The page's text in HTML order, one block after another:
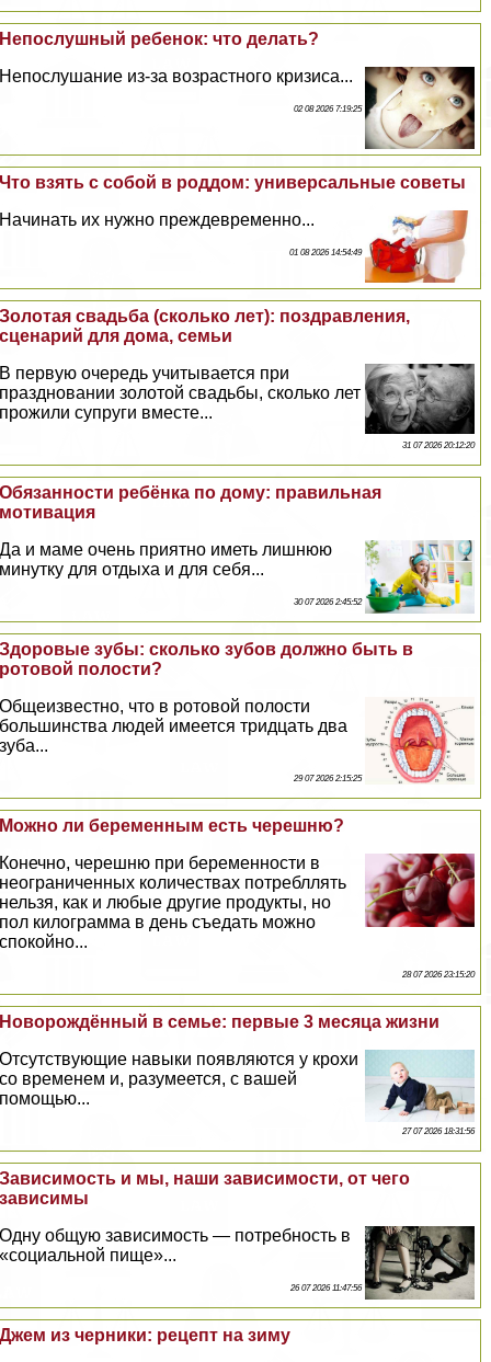
Непослушный ребенок: что делать?
Непослушание из-за возрастного кризиса...
02 08 2026 7:19:25
Что взять с собой в роддом: универсальные советы
Начинать их нужно преждевременно...
01 08 2026 14:54:49
Золотая свадьба (сколько лет): поздравления,
сценарий для дома, семьи
В первую очередь учитывается при
праздновании золотой свадьбы, сколько лет
прожили супруги вместе...
31 07 2026 20:12:20
Обязанности ребёнка по дому: правильная
мотивация
Да и маме очень приятно иметь лишнюю
минутку для отдыха и для себя...
30 07 2026 2:45:52
Здоровые зубы: сколько зубов должно быть в
ротовой полости?
Общеизвестно, что в ротовой полости
большинства людей имеется тридцать два
зуба...
29 07 2026 2:15:25
Можно ли беременным есть черешню?
Конечно, черешню при беременности в
неограниченных количествах потрeбллять
нельзя, как и любые другие продукты, но
пол килограмма в день съедать можно
спокойно...
28 07 2026 23:15:20
Новорождённый в семье: первые 3 месяца жизни
Отсутствующие навыки появляются у крохи
со временем и, разумеется, с вашей
помощью...
27 07 2026 18:31:56
Зависимость и мы, наши зависимости, от чего
зависимы
Одну общую зависимость — потребность в
«социальной пище»...
26 07 2026 11:47:56
Джем из черники: рецепт на зиму